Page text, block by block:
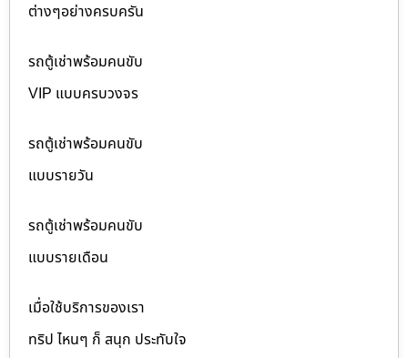
ต่างๆอย่างครบครัน
รถตู้เช่าพร้อมคนขับ
VIP แบบครบวงจร
รถตู้เช่าพร้อมคนขับ
แบบรายวัน
รถตู้เช่าพร้อมคนขับ
แบบรายเดือน
เมื่อใช้บริการของเรา
ทริป ไหนๆ ก็ สนุก ประทับใจ